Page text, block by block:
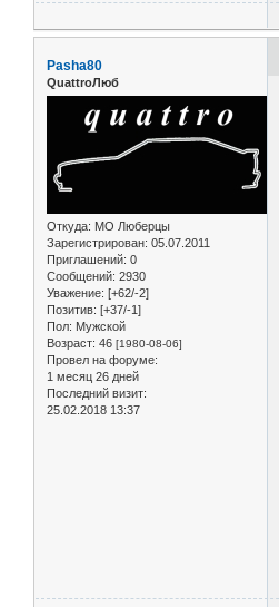
Pasha80
QuattroЛюб
Откуда: МО Люберцы
Зарегистрирован: 05.07.2011
Приглашений: 0
Сообщений: 2930
Уважение: [+62/-2]
Позитив: [+37/-1]
Пол: Мужской
Возраст: 46 [1980-08-06]
Провел на форуме:
1 месяц 26 дней
Последний визит:
25.02.2018 13:37